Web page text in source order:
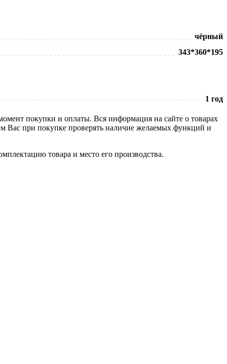
чёрный
343*360*195
1 год
покупки и оплаты. Вся информация на сайте о товарах
Вас при покупке проверять наличие желаемых функций и
товара и место его производства.